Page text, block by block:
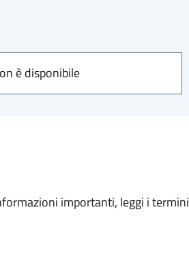
è disponibile
importanti, leggi i termini